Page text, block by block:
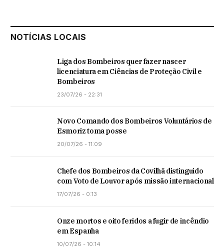
NOTÍCIAS LOCAIS
Liga dos Bombeiros quer fazer nascer
licenciatura em Ciências de Proteção Civil e
Bombeiros
23/07/26 - 22:31
Novo Comando dos Bombeiros Voluntários de
Esmoriz toma posse
20/07/26 - 11:09
Chefe dos Bombeiros da Covilhã distinguido
com Voto de Louvor após missão internacional
17/07/26 - 0:13
Onze mortos e oito feridos a fugir de incêndio
em Espanha
10/07/26 - 10:14